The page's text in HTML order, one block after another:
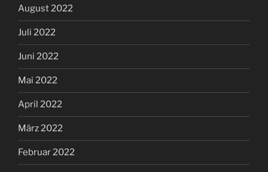
August 2022
Juli 2022
Juni 2022
Mai 2022
April 2022
März 2022
Februar 2022